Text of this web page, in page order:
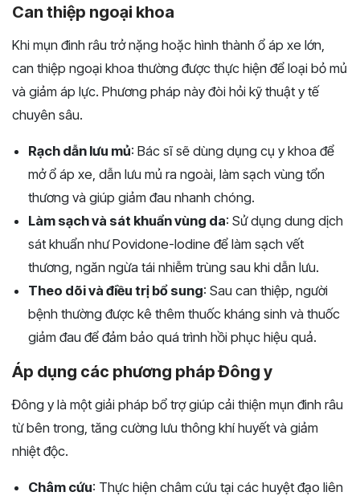
Can thiệp ngoại khoa
Khi mụn đinh râu trở nặng hoặc hình thành ổ áp xe lớn,
can thiệp ngoại khoa thường được thực hiện để loại bỏ mủ
và giảm áp lực. Phương pháp này đòi hỏi kỹ thuật y tế
chuyên sâu.
Rạch dẫn lưu mủ: Bác sĩ sẽ dùng dụng cụ y khoa để
mở ổ áp xe, dẫn lưu mủ ra ngoài, làm sạch vùng tổn
thương và giúp giảm đau nhanh chóng.
Làm sạch và sát khuẩn vùng da: Sử dụng dung dịch
sát khuẩn như Povidone-Iodine để làm sạch vết
thương, ngăn ngừa tái nhiễm trùng sau khi dẫn lưu.
Theo dõi và điều trị bổ sung: Sau can thiệp, người
bệnh thường được kê thêm thuốc kháng sinh và thuốc
giảm đau để đảm bảo quá trình hồi phục hiệu quả.
Áp dụng các phương pháp Đông y
Đông y là một giải pháp bổ trợ giúp cải thiện mụn đinh râu
từ bên trong, tăng cường lưu thông khí huyết và giảm
nhiệt độc.
Châm cứu: Thực hiện châm cứu tại các huyệt đạo liên